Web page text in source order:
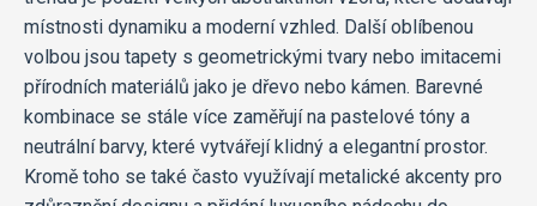
místnosti dynamiku a moderní vzhled. Další oblíbenou
volbou jsou tapety s geometrickými tvary nebo imitacemi
přírodních materiálů jako je dřevo nebo kámen. Barevné
kombinace se stále více zaměřují na pastelové tóny a
neutrální barvy, které vytvářejí klidný a elegantní prostor.
Kromě toho se také často využívají metalické akcenty pro